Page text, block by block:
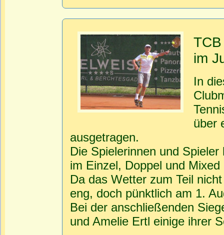
im
In
über
ausgetragen.
Die Spielerinnen und
im Einzel, Doppel und
Da das Wetter zum Teil
eng, doch pünktlich am 1.
Bei der anschließenden
und Amelie Ertl einige ihrer